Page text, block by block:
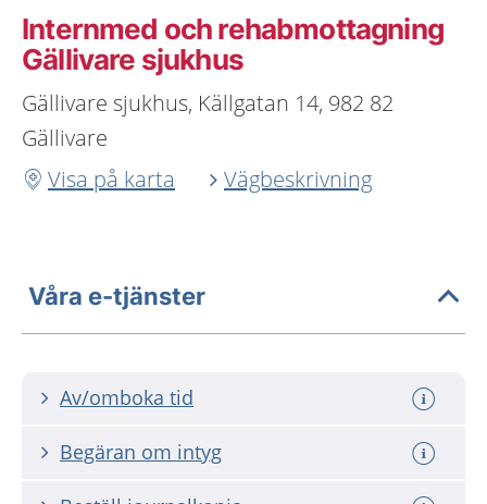
Internmed och rehabmottagning
Gällivare sjukhus
Gällivare sjukhus, Källgatan 14, 982 82
Gällivare
Visa på karta
Vägbeskrivning
Våra e-tjänster
Av/omboka tid
Begäran om intyg